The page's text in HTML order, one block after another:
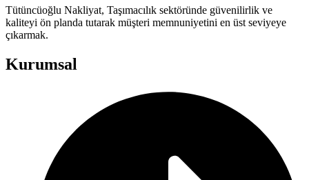
Tütüncüoğlu Nakliyat, Taşımacılık sektöründe güvenilirlik ve
kaliteyi ön planda tutarak müşteri memnuniyetini en üst seviyeye
çıkarmak.
Kurumsal